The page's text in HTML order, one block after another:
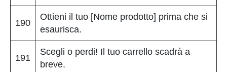
190
Ottieni il tuo [Nome prodotto] prima che si
esaurisca.
191
Scegli o perdi! Il tuo carrello scadrà a
breve.